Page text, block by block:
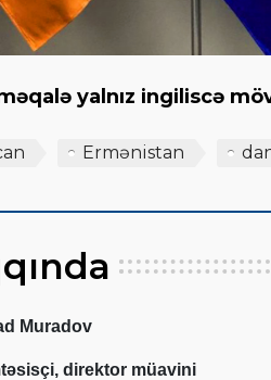
yalnız ingiliscə
Ermənistan
Muradov
direktor müavini